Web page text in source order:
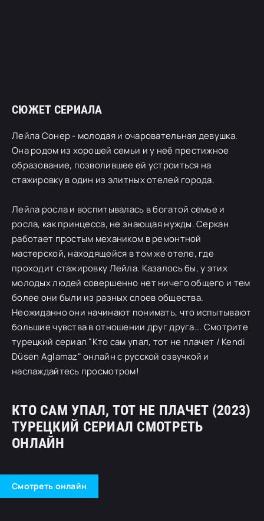
СЮЖЕТ СЕРИАЛА
Лейла Сонер - молодая и очаровательная девушка.
Она родом из хорошей семьи и у неё престижное
образование, позволившее ей устроиться на
стажировку в один из элитных отелей города.
Лейла росла и воспитывалась в богатой семье и
росла, как принцесса, не знающая нужды. Серкан
работает простым механиком в ремонтной
мастерской, находящейся в том же отеле, где
проходит стажировку Лейла. Казалось бы, у этих
молодых людей совершенно нет ничего общего и тем
более они были из разных слоев общества.
Неожиданно они начинают понимать, что испытывают
большие чувства в отношении друг друга... Смотрите
турецкий сериал "Кто сам упал, тот не плачет / Kendi
Düsen Aglamaz" онлайн с русской озвучкой и
наслаждайтесь просмотром!
КТО САМ УПАЛ, ТОТ НЕ ПЛАЧЕТ (2023)
ТУРЕЦКИЙ СЕРИАЛ СМОТРЕТЬ
ОНЛАЙН
Смотреть онлайн